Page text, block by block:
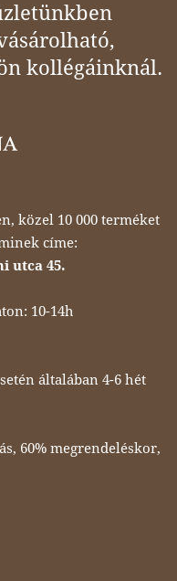
kollégáinknál.
közel 10 000 terméket
címe:
utca 45.
10-14h
általában 4-6 hét
60% megrendeléskor,